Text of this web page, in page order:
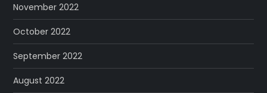
November 2022
October 2022
September 2022
August 2022